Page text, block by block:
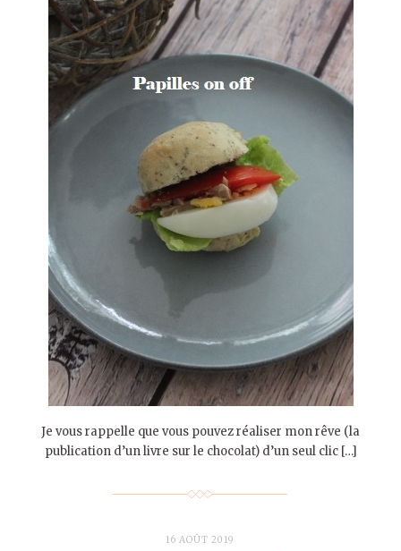
Je vous rappelle que vous pouvez réaliser mon rêve (la
publication d’un livre sur le chocolat) d’un seul clic […]
16 AOÛT 2019